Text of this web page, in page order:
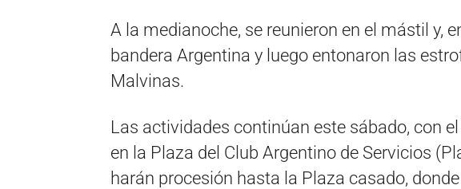
A la medianoche, se reunieron en el mástil y,
bandera Argentina y luego entonaron las
Malvinas.
Las actividades continúan este sábado, con
en la Plaza del Club Argentino de Servicios
harán procesión hasta la Plaza casado,